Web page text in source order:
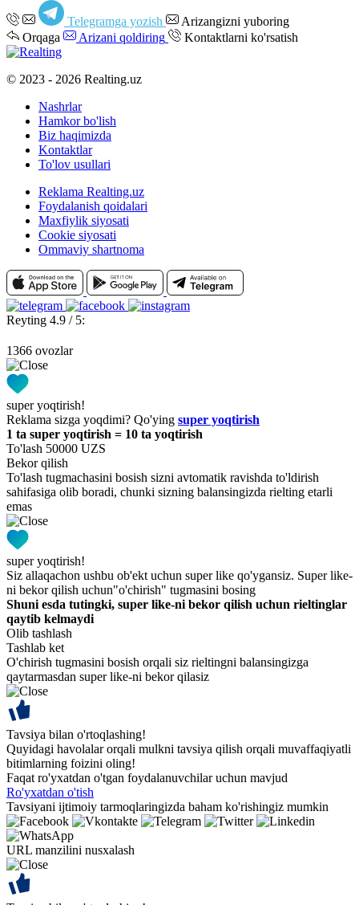
Telegramga yozish
Arizangizni yuboring
Orqaga
Arizani qoldiring Kontaktlarni ko'rsatish
© 2023 - 2026 Realting.uz
Nashrlar
Hamkor bo'lish
Biz haqimizda
Kontaktlar
To'lov usullari
Reklama Realting.uz
Foydalanish qoidalari
Maxfiylik siyosati
Cookie siyosati
Ommaviy shartnoma
Reyting 4.9 / 5:
1366 ovozlar
super yoqtirish!
Reklama sizga yoqdimi? Qo'ying super yoqtirish
1 ta super yoqtirish = 10 ta yoqtirish
To'lash 50000 UZS
Bekor qilish
To'lash tugmachasini bosish sizni avtomatik ravishda to'ldirish
sahifasiga olib boradi, chunki sizning balansingizda rielting etarli
emas
super yoqtirish!
Siz allaqachon ushbu ob'ekt uchun super like qo'ygansiz. Super like-
ni bekor qilish uchun"o'chirish" tugmasini bosing
Shuni esda tutingki, super like-ni bekor qilish uchun rieltinglar
qaytib kelmaydi
Olib tashlash
Tashlab ket
O'chirish tugmasini bosish orqali siz rieltingni balansingizga
qaytarmasdan super like-ni bekor qilasiz
Tavsiya bilan o'rtoqlashing!
Quyidagi havolalar orqali mulkni tavsiya qilish orqali muvaffaqiyatli
bitimlarning foizini oling!
Faqat ro'yxatdan o'tgan foydalanuvchilar uchun mavjud
Ro'yxatdan o'tish
Tavsiyani ijtimoiy tarmoqlaringizda baham ko'rishingiz mumkin
URL manzilini nusxalash